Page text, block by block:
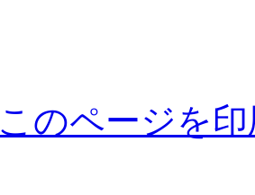
このページを